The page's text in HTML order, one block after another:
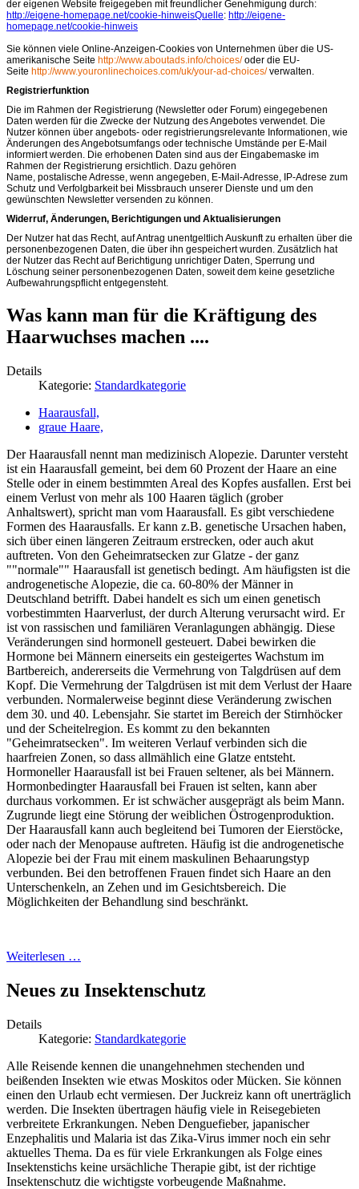
der eigenen Website freigegeben mit freundlicher Genehmigung durch:
http://eigene-homepage.net/cookie-hinweisQuelle: http://eigene-
homepage.net/cookie-hinweis
Sie können viele Online-Anzeigen-Cookies von Unternehmen über die US-
amerikanische Seite http://www.aboutads.info/choices/oder die EU-
Seite http://www.youronlinechoices.com/uk/your-ad-choices/verwalten.
Registrierfunktion
Die im Rahmen der Registrierung (Newsletter oder Forum) eingegebenen
Daten werden für die Zwecke der Nutzung des Angebotes verwendet. Die
Nutzer können über angebots- oder registrierungsrelevante Informationen, wie
Änderungen des Angebotsumfangs oder technische Umstände per E-Mail
informiert werden. Die erhobenen Daten sind aus der Eingabemaske im
Rahmen der Registrierung ersichtlich. Dazu gehören
Name, postalische Adresse, wenn angegeben, E-Mail-Adresse, IP-Adrese zum
Schutz und Verfolgbarkeit bei Missbrauch unserer Dienste und um den
gewünschten Newsletter versenden zu können.
Widerruf, Änderungen, Berichtigungen und Aktualisierungen
Der Nutzer hat das Recht, auf Antrag unentgeltlich Auskunft zu erhalten über die
personenbezogenen Daten, die über ihn gespeichert wurden. Zusätzlich hat
der Nutzer das Recht auf Berichtigung unrichtiger Daten, Sperrung und
Löschung seiner personenbezogenen Daten, soweit dem keine gesetzliche
Aufbewahrungspflicht entgegensteht.
Was kann man für die Kräftigung des
Haarwuchses machen ....
Details
Kategorie: Standardkategorie
Haarausfall,
graue Haare,
Der Haarausfall nennt man medizinisch Alopezie. Darunter versteht
ist ein Haarausfall gemeint, bei dem 60 Prozent der Haare an eine
Stelle oder in einem bestimmten Areal des Kopfes ausfallen. Erst bei
einem Verlust von mehr als 100 Haaren täglich (grober
Anhaltswert), spricht man vom Haarausfall. Es gibt verschiedene
Formen des Haarausfalls. Er kann z.B. genetische Ursachen haben,
sich über einen längeren Zeitraum erstrecken, oder auch akut
auftreten. Von den Geheimratsecken zur Glatze - der ganz
""normale"" Haarausfall ist genetisch bedingt. Am häufigsten ist die
androgenetische Alopezie, die ca. 60-80% der Männer in
Deutschland betrifft. Dabei handelt es sich um einen genetisch
vorbestimmten Haarverlust, der durch Alterung verursacht wird. Er
ist von rassischen und familiären Veranlagungen abhängig. Diese
Veränderungen sind hormonell gesteuert. Dabei bewirken die
Hormone bei Männern einerseits ein gesteigertes Wachstum im
Bartbereich, andererseits die Vermehrung von Talgdrüsen auf dem
Kopf. Die Vermehrung der Talgdrüsen ist mit dem Verlust der Haare
verbunden. Normalerweise beginnt diese Veränderung zwischen
dem 30. und 40. Lebensjahr. Sie startet im Bereich der Stirnhöcker
und der Scheitelregion. Es kommt zu den bekannten
"Geheimratsecken". Im weiteren Verlauf verbinden sich die
haarfreien Zonen, so dass allmählich eine Glatze entsteht.
Hormoneller Haarausfall ist bei Frauen seltener, als bei Männern.
Hormonbedingter Haarausfall bei Frauen ist selten, kann aber
durchaus vorkommen. Er ist schwächer ausgeprägt als beim Mann.
Zugrunde liegt eine Störung der weiblichen Östrogenproduktion.
Der Haarausfall kann auch begleitend bei Tumoren der Eierstöcke,
oder nach der Menopause auftreten. Häufig ist die androgenetische
Alopezie bei der Frau mit einem maskulinen Behaarungstyp
verbunden. Bei den betroffenen Frauen findet sich Haare an den
Unterschenkeln, an Zehen und im Gesichtsbereich. Die
Möglichkeiten der Behandlung sind beschränkt.
Weiterlesen …
Neues zu Insektenschutz
Details
Kategorie: Standardkategorie
Alle Reisende kennen die unangehnehmen stechenden und
beißenden Insekten wie etwas Moskitos oder Mücken. Sie können
einen den Urlaub echt vermiesen. Der Juckreiz kann oft unerträglich
werden. Die Insekten übertragen häufig viele in Reisegebieten
verbreitete Erkrankungen. Neben Denguefieber, japanischer
Enzephalitis und Malaria ist das Zika-Virus immer noch ein sehr
aktuelles Thema. Da es für viele Erkrankungen als Folge eines
Insektenstichs keine ursächliche Therapie gibt, ist der richtige
Insektenschutz die wichtigste vorbeugende Maßnahme.